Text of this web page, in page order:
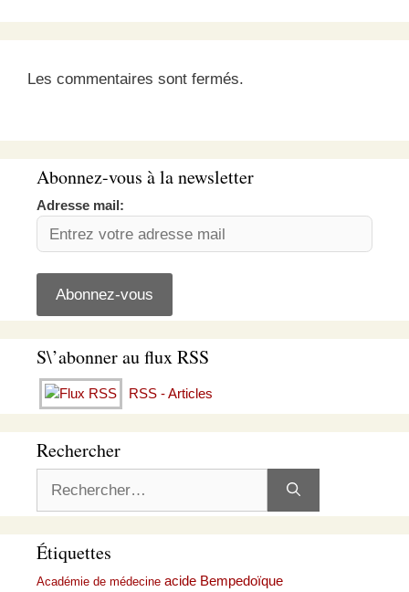
Les commentaires sont fermés.
Abonnez-vous à la newsletter
Adresse mail:
S\’abonner au flux RSS
RSS - Articles
Rechercher
Étiquettes
Académie de médecine acide Bempedoïque